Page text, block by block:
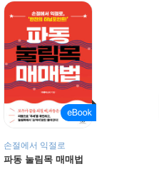
손절에서 익절로
파동 눌림목 매매법